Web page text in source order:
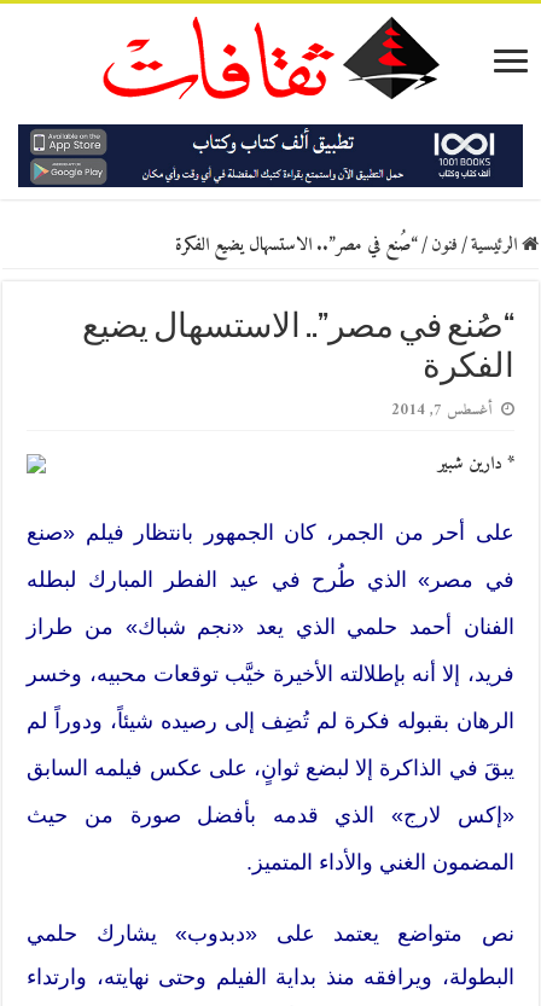
الرئيسية/فنون/“صُنع في مصر”.. الاستسهال يضيع الفكرة
“صُنع في مصر”.. الاستسهال يضيع
الفكرة
أغسطس 7, 2014
* دارين شبير
على أحر من الجمر، كان الجمهور بانتظار فيلم «صنع
في مصر» الذي طُرح في عيد الفطر المبارك لبطله
الفنان أحمد حلمي الذي يعد «نجم شباك» من طراز
فريد، إلا أنه بإطلالته الأخيرة خيَّب توقعات محبيه، وخسر
الرهان بقبوله فكرة لم تُضِف إلى رصيده شيئاً، ودوراً لم
يبقَ في الذاكرة إلا لبضع ثوانٍ، على عكس فيلمه السابق
«إكس لارج» الذي قدمه بأفضل صورة من حيث
المضمون الغني والأداء المتميز.
نص متواضع يعتمد على «دبدوب» يشارك حلمي
البطولة، ويرافقه منذ بداية الفيلم وحتى نهايته، وارتداء